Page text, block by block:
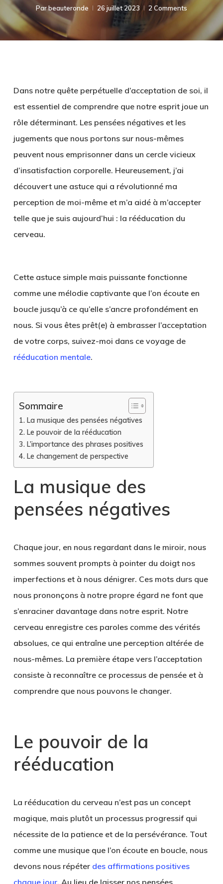
Parbeauteronde 26 juillet 2023 2 Comments
Dans notre quête perpétuelle d’acceptation de soi, il
est essentiel de comprendre que notre esprit joue un
rôle déterminant. Les pensées négatives et les
jugements que nous portons sur nous-mêmes
peuvent nous emprisonner dans un cercle vicieux
d’insatisfaction corporelle. Heureusement, j’ai
découvert une astuce qui a révolutionné ma
perception de moi-même et m’a aidé à m’accepter
telle que je suis aujourd’hui : la rééducation du
cerveau.
Cette astuce simple mais puissante fonctionne
comme une mélodie captivante que l’on écoute en
boucle jusqu’à ce qu’elle s’ancre profondément en
nous. Si vous êtes prêt(e) à embrasser l’acceptation
de votre corps, suivez-moi dans ce voyage de
rééducation mentale.
Sommaire
La musique des pensées négatives
Le pouvoir de la rééducation
L’importance des phrases positives
Le changement de perspective
La musique des
pensées négatives
Chaque jour, en nous regardant dans le miroir, nous
sommes souvent prompts à pointer du doigt nos
imperfections et à nous dénigrer. Ces mots durs que
nous prononçons à notre propre égard ne font que
s’enraciner davantage dans notre esprit. Notre
cerveau enregistre ces paroles comme des vérités
absolues, ce qui entraîne une perception altérée de
nous-mêmes. La première étape vers l’acceptation
consiste à reconnaître ce processus de pensée et à
comprendre que nous pouvons le changer.
Le pouvoir de la
rééducation
La rééducation du cerveau n’est pas un concept
magique, mais plutôt un processus progressif qui
nécessite de la patience et de la persévérance. Tout
comme une musique que l’on écoute en boucle, nous
devons nous répéter des affirmations positives
chaque jour. Au lieu de laisser nos pensées